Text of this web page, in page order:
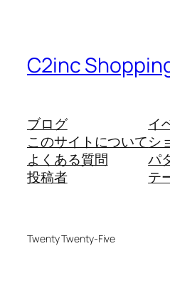
C2inc
ブログ
このサイトについて
よくある質問
投稿者
イ
シ
パ
テ
Twenty Twenty-Five